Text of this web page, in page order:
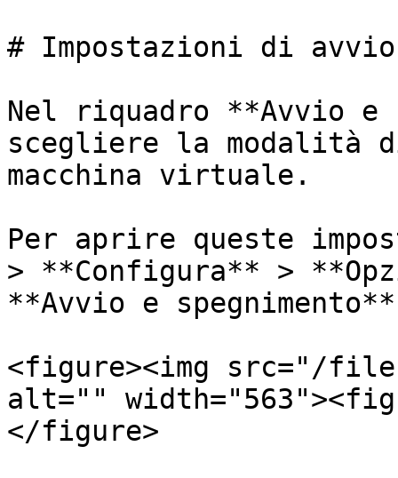
# Impostazioni di avvio
Nel riquadro **Avvio e
scegliere la modalità
macchina virtuale.
Per aprire queste
> **Configura** >
**Avvio e
<figure><img src="/files/
alt=""
</figure>